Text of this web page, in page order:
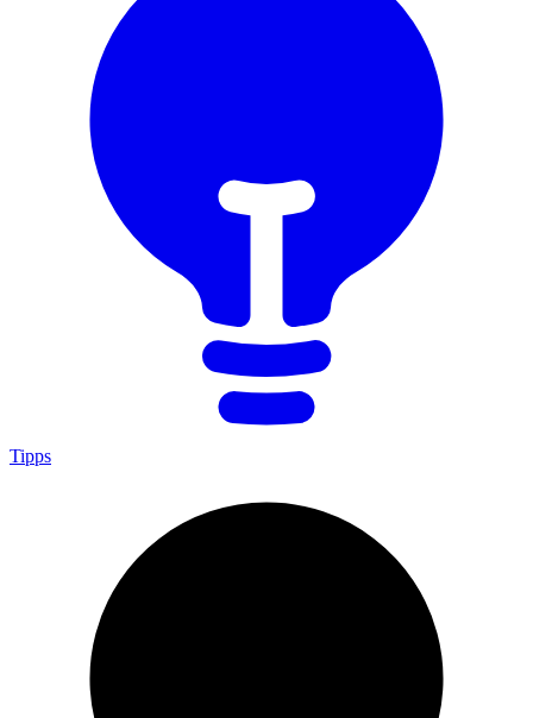
Tipps